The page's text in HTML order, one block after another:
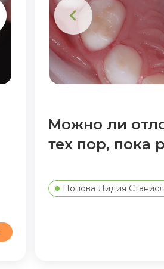
Можно ли
тех пор, пока
Попова Лидия